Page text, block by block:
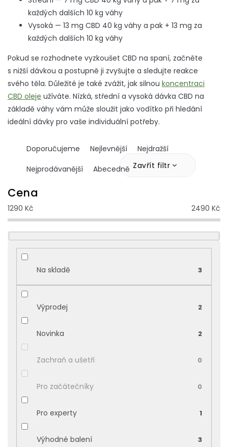
každých dalších 10 kg váhy
Vysoká — 13 mg CBD 40 kg váhy a pak + 13 mg za
každých dalších 10 kg váhy
Pokud se rozhodnete vyzkoušet CBD na spaní, začněte
s nižší dávkou a postupně ji zvyšujte a sledujte reakce
svého těla. Důležité je také zvážit, jak silnou koncentraci
CBD oleje užíváte. Nízká, střední a vysoká dávka CBD na
základě váhy vám může sloužit jako vodítko při hledání
ideální dávky pro vaše individuální potřeby.
Ř
a
n
í
p
r
o
d
u
ů
Doporučujeme Nejlevnější
Nejdražší
Nejprodávanější
Abecedně Zavřít filtr
Cena
1290 Kč 2490 Kč
Na skladě 3
Výprodej 2
Novinka 2
Zachraň a ušetři 0
Pro začátečníky 0
Pro experty 1
Výhodné balení 3